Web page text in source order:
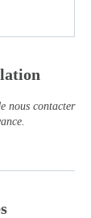
nous contacter